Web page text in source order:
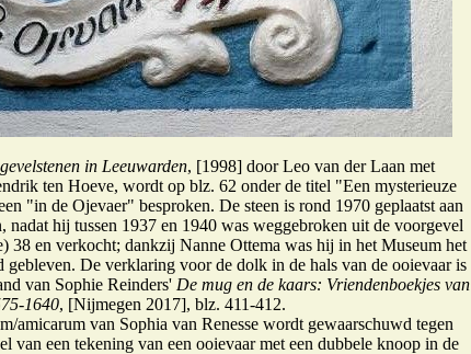
in Leeuwarden, [1998] door Leo van der Laan met
ten Hoeve, wordt op blz. 62 onder de titel "Een mysterieuze
"in de Ojevaer" besproken. De steen is rond 1970 geplaatst aan
nadat hij tussen 1937 en 1940 was weggebroken uit de voorgevel
38 en verkocht; dankzij Nanne Ottema was hij in het Museum het
gebleven. De verklaring voor de dolk in de hals van de ooievaar is
van Sophie Reinders' De mug en de kaars: Vriendenboekjes van
1640, [Nijmegen 2017], blz. 411-412.
amicarum van Sophia van Renesse wordt gewaarschuwd tegen
van een tekening van een ooievaar met een dubbele knoop in de